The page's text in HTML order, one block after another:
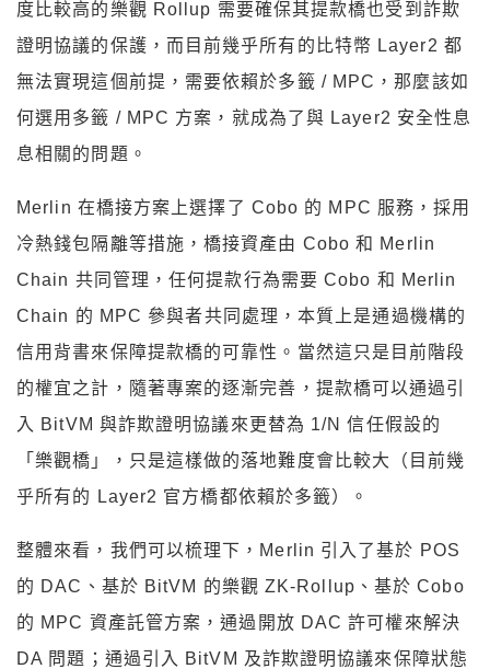
度比較高的樂觀 Rollup 需要確保其提款橋也受到詐欺
證明協議的保護，而目前幾乎所有的比特幣 Layer2 都
無法實現這個前提，需要依賴於多籤 / MPC，那麼該如
何選用多籤 / MPC 方案，就成為了與 Layer2 安全性息
息相關的問題。
Merlin 在橋接方案上選擇了 Cobo 的 MPC 服務，採用
冷熱錢包隔離等措施，橋接資產由 Cobo 和 Merlin
Chain 共同管理，任何提款行為需要 Cobo 和 Merlin
Chain 的 MPC 參與者共同處理，本質上是通過機構的
信用背書來保障提款橋的可靠性。當然這只是目前階段
的權宜之計，隨著專案的逐漸完善，提款橋可以通過引
入 BitVM 與詐欺證明協議來更替為 1/N 信任假設的
「樂觀橋」，只是這樣做的落地難度會比較大（目前幾
乎所有的 Layer2 官方橋都依賴於多籤）。
整體來看，我們可以梳理下，Merlin 引入了基於 POS
的 DAC、基於 BitVM 的樂觀 ZK-Rollup、基於 Cobo
的 MPC 資產託管方案，通過開放 DAC 許可權來解決
DA 問題；通過引入 BitVM 及詐欺證明協議來保障狀態